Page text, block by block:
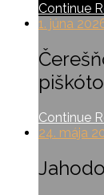
Continue
1. júna
Continue
24. mája